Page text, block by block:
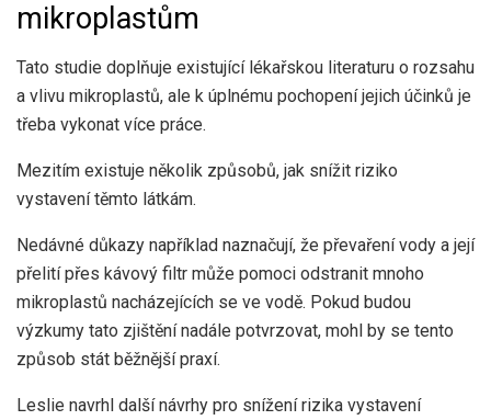
mikroplastům
Tato studie doplňuje existující lékařskou literaturu o rozsahu
a vlivu mikroplastů, ale k úplnému pochopení jejich účinků je
třeba vykonat více práce.
Mezitím existuje několik způsobů, jak snížit riziko
vystavení těmto látkám.
Nedávné důkazy například naznačují, že převaření vody a její
přelití přes kávový filtr může pomoci odstranit mnoho
mikroplastů nacházejících se ve vodě. Pokud budou
výzkumy tato zjištění nadále potvrzovat, mohl by se tento
způsob stát běžnější praxí.
Leslie navrhl další návrhy pro snížení rizika vystavení